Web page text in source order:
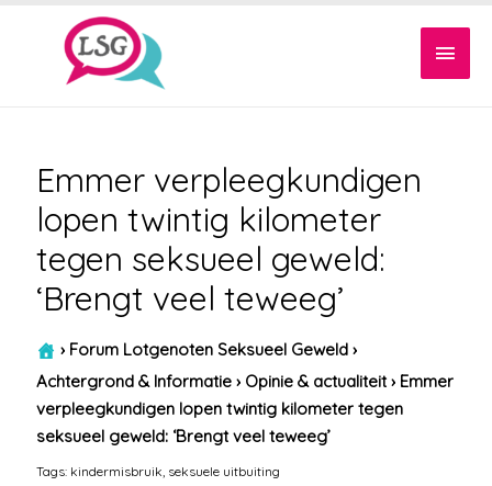
Emmer verpleegkundigen
lopen twintig kilometer
tegen seksueel geweld:
‘Brengt veel teweeg’
› Forum Lotgenoten Seksueel Geweld ›
Achtergrond & Informatie › Opinie & actualiteit › Emmer
verpleegkundigen lopen twintig kilometer tegen
seksueel geweld: ‘Brengt veel teweeg’
Tags: kindermisbruik seksuele uitbuiting